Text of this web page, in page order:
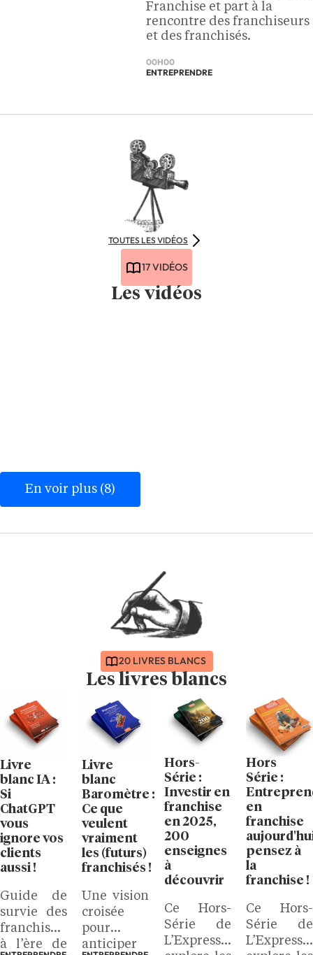
Franchise et part à la
rencontre des franchiseurs
et des franchisés.
00H00
ENTREPRENDRE
17 VIDÉOS
Les vidéos
TOUTES LES VIDÉOS
En voir plus (8)
20 LIVRES BLANCS
Les livres blancs
Livre
blanc IA :
Si
ChatGPT
vous
ignore vos
clients
aussi !
Guide de
survie des
franchises
à l’ère de
Livre
blanc
Baromètre :
Ce que
veulent
vraiment
les (futurs)
franchisés !
Une vision
croisée
pour
anticiper
Hors-
Série :
Investir en
franchise
en 2025,
200
enseignes
à
découvrir
Ce Hors-
Série de
L’Express
Hors
Série :
en
franchise
pensez à
la
franchise !
Ce Hors-
Série de
L’Express